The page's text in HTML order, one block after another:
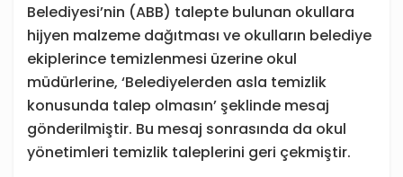
Belediyesi’nin (ABB) talepte bulunan okullara
hijyen malzeme dağıtması ve okulların belediye
ekiplerince temizlenmesi üzerine okul
müdürlerine, ‘Belediyelerden asla temizlik
konusunda talep olmasın’ şeklinde mesaj
gönderilmiştir. Bu mesaj sonrasında da okul
yönetimleri temizlik taleplerini geri çekmiştir.